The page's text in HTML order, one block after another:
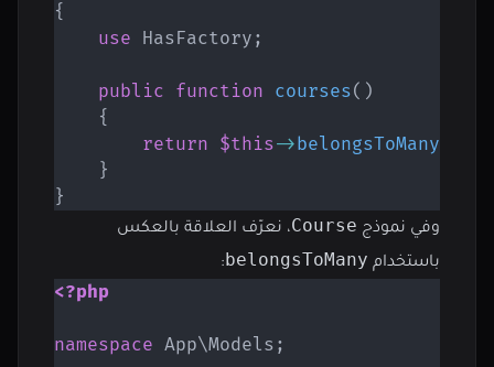
{
use HasFactory ;
public function courses( )
{
return $this->belongsToMany
}
}
وفي نموذج Course، نعرّف العلاقة بالعكس
باستخدام belongsToMany
:
<?php
namespace App\Models ;